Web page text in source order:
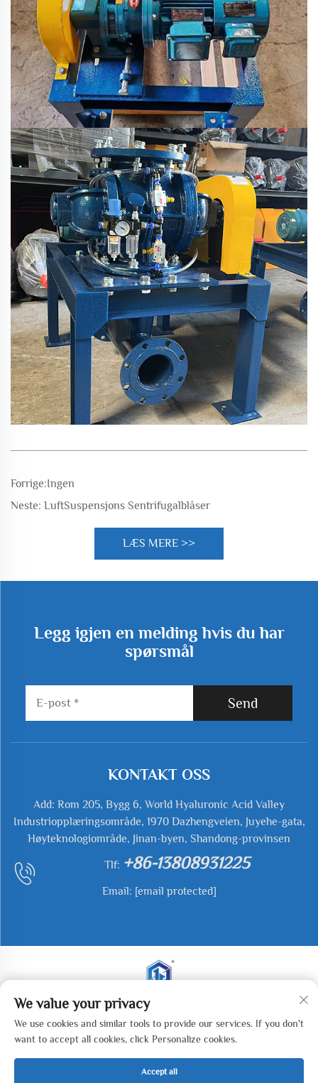
Forrige:Ingen
Neste: LuftSuspensjons Sentrifugalblåser
LÆS MERE >>
Legg igjen en melding hvis du har
spørsmål
Send
KONTAKT OSS
Add: Rom 205, Bygg 6, World Hyaluronic Acid Valley
Industriopplæringsområde, 1970 Dazhengveien, Juyehe-gata,
Høyteknologiområde, Jinan-byen, Shandong-provinsen
Tlf: +86-13808931225
Email: [email protected]
Copyright © 2026 Jianyu Weiye (Jinan) Machinery
Technology Co., LTD Alle rettigheter forbeholdt. -
Personvernerklæring
We value your privacy
We use cookies and similar tools to provide our services. If you don't
want to accept all cookies, click Personalize cookies.
Accept all